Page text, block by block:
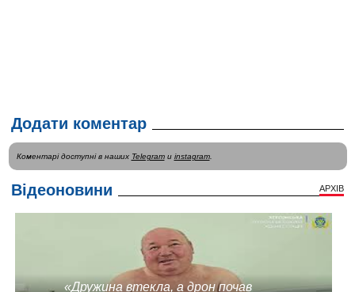
Додати коментар
Коментарі доступні в наших Telegramи instagram.
Відеоновини АРХІВ
«Дружина втекла, а дрон почав